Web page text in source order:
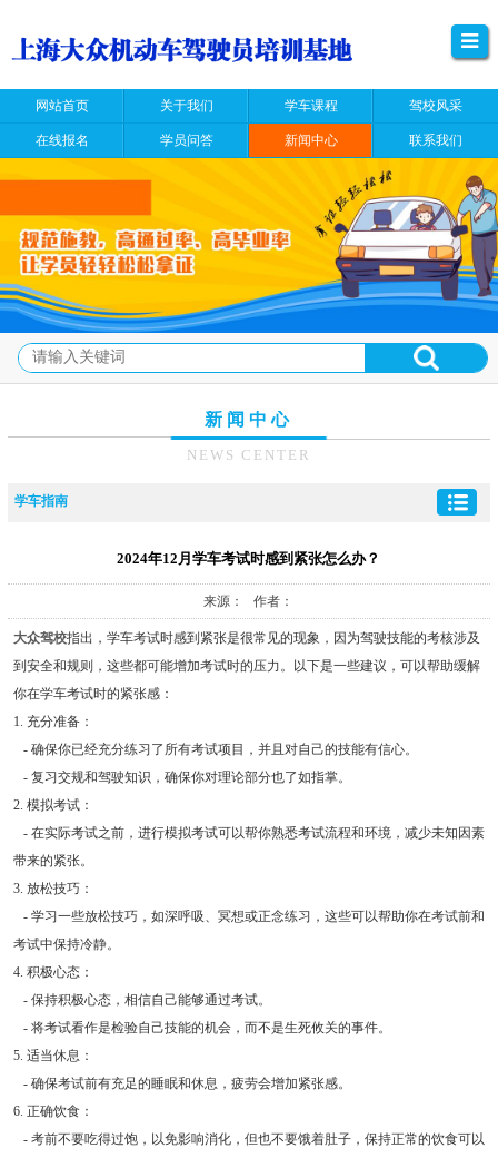
网站首页 关于我们 学车课程 驾校风采
在线报名 学员问答 新闻中心 联系我们
新闻中心
NEWS CENTER
学车指南
2024年12月学车考试时感到紧张怎么办？
来源： 作者：
大众驾校指出，学车考试时感到紧张是很常见的现象，因为驾驶技能的考核涉及
到安全和规则，这些都可能增加考试时的压力。以下是一些建议，可以帮助缓解
你在学车考试时的紧张感：
1. 充分准备：
- 确保你已经充分练习了所有考试项目，并且对自己的技能有信心。
- 复习交规和驾驶知识，确保你对理论部分也了如指掌。
2. 模拟考试：
- 在实际考试之前，进行模拟考试可以帮你熟悉考试流程和环境，减少未知因素
带来的紧张。
3. 放松技巧：
- 学习一些放松技巧，如深呼吸、冥想或正念练习，这些可以帮助你在考试前和
考试中保持冷静。
4. 积极心态：
- 保持积极心态，相信自己能够通过考试。
- 将考试看作是检验自己技能的机会，而不是生死攸关的事件。
5. 适当休息：
- 确保考试前有充足的睡眠和休息，疲劳会增加紧张感。
6. 正确饮食：
- 考前不要吃得过饱，以免影响消化，但也不要饿着肚子，保持正常的饮食可以